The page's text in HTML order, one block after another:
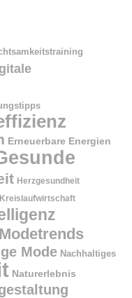
Erneuerbare Energien
Herzgesundheit
Kreislaufwirtschaft
Modetrends
Mode Nachhaltiges
Naturerlebnis